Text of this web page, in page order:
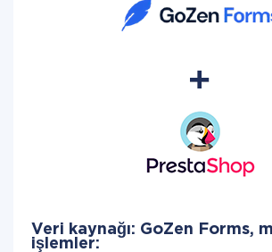
Veri kaynağı: GoZen Forms,
işlemler: